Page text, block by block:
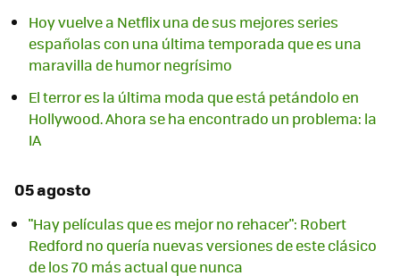
Hoy vuelve a Netflix una de sus mejores series
españolas con una última temporada que es una
maravilla de humor negrísimo
El terror es la última moda que está petándolo en
Hollywood. Ahora se ha encontrado un problema: la
IA
05 agosto
"Hay películas que es mejor no rehacer": Robert
Redford no quería nuevas versiones de este clásico
de los 70 más actual que nunca